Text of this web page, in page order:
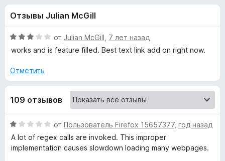
р
а
e
f
x
а
«
T
e
x
t
2
з
5
Отзывы Julian McGill
О
ц
н
о
а
и
з
от Julian McGill 7 лет назад
works and is feature filled. Best text link add on right now.
Отметить
109 отзывов
О
ц
е
от Пользователь Firefox 15657377, год назад
A lot of regex calls are invoked. This improper
implementation causes slowdown loading many webpages.